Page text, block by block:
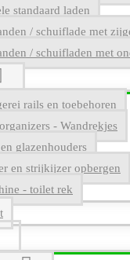
standaard laden
/ schuiflade met
/ schuifladen met
rails en toebehoren
- Wandrekjes
glazenhouders
en strijkijzer opbergen
- toilet rek